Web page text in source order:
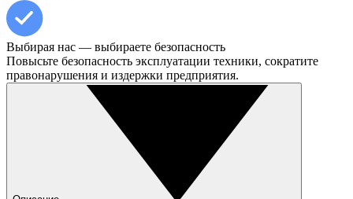
Выбирая нас — выбираете безопасность
Повысьте безопасность эксплуатации техники, сократите
правонарушения и издержки предприятия.